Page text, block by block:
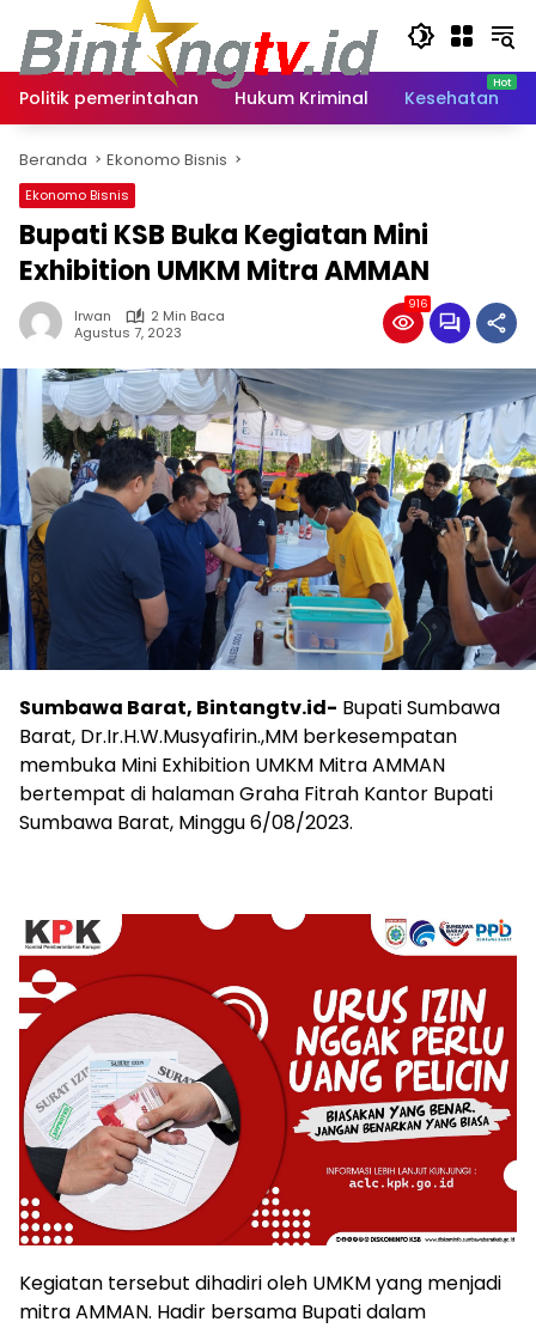
konten
Politik pemerintahan
Hukum Kriminal Kesehatan
Beranda Ekonomo Bisnis
Ekonomo Bisnis
Bupati KSB Buka Kegiatan Mini
Exhibition UMKM Mitra AMMAN
Irwan
2 Min Baca
Agustus 7, 2023
916
Sumbawa Barat, Bintangtv.id- Bupati Sumbawa
Barat, Dr.Ir.H.W.Musyafirin.,MM berkesempatan
membuka Mini Exhibition UMKM Mitra AMMAN
bertempat di halaman Graha Fitrah Kantor Bupati
Sumbawa Barat, Minggu 6/08/2023.
Kegiatan tersebut dihadiri oleh UMKM yang menjadi
mitra AMMAN. Hadir bersama Bupati dalam